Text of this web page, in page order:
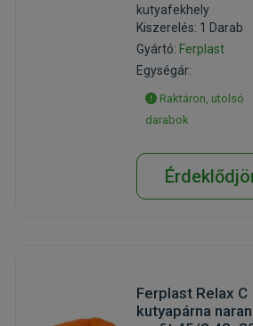
kutyafekhely
Kiszerelés: 1 Darab
Gyártó: Ferplast
Egységár:
Raktáron, utolsó
darabok
Ferplast Relax C
kutyapárna